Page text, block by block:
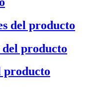
del producto
del producto
producto